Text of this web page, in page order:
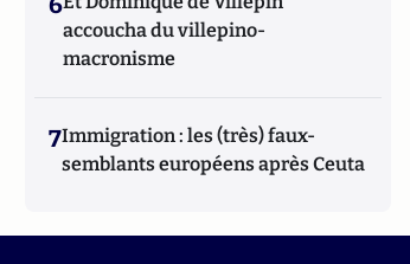
accoucha du villepino-
macronisme
7Immigration : les (très) faux-
semblants européens après Ceuta